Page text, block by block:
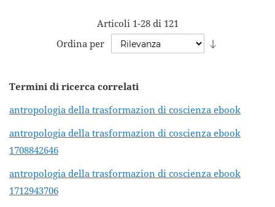
Articoli 1-28di 121
Ordina per
Termini di ricerca correlati
antropologia della trasformazion di coscienza ebook
antropologia della trasformazion di coscienza ebook
1708842646
antropologia della trasformazion di coscienza ebook
1712943706